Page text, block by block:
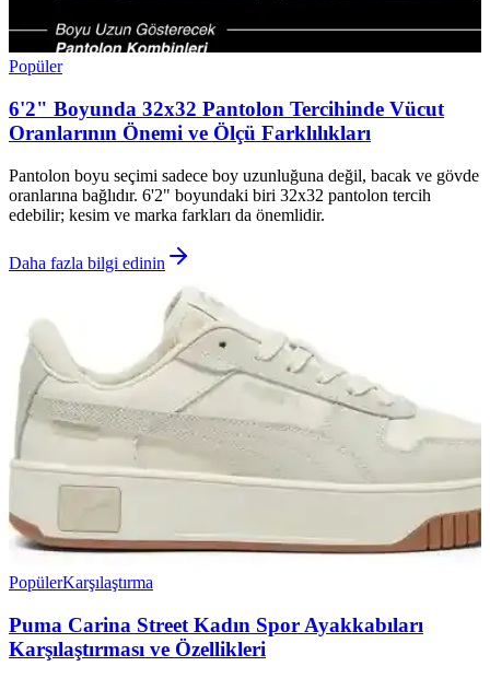
Popüler
6'2" Boyunda 32x32 Pantolon Tercihinde Vücut
Oranlarının Önemi ve Ölçü Farklılıkları
Pantolon boyu seçimi sadece boy uzunluğuna değil, bacak ve gövde
oranlarına bağlıdır. 6'2" boyundaki biri 32x32 pantolon tercih
edebilir; kesim ve marka farkları da önemlidir.
Daha fazla bilgi edinin
PopülerKarşılaştırma
Puma Carina Street Kadın Spor Ayakkabıları
Karşılaştırması ve Özellikleri